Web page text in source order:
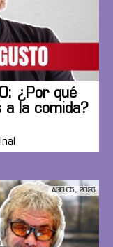
¿Por qué
a la comida?
AGO 05, 2026